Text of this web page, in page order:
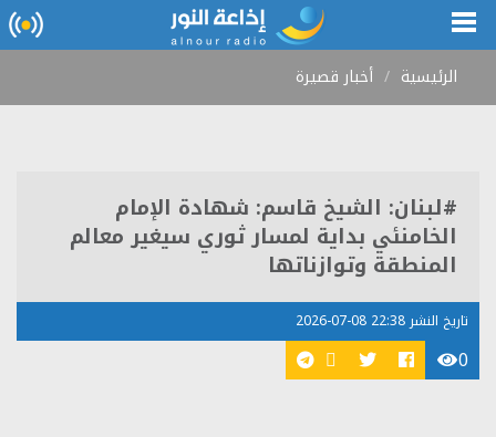
الرئيسية أخبار قصيرة
#لبنان: الشيخ قاسم: شهادة الإمام
الخامنئي بداية لمسار ثوري سيغير معالم
المنطقة وتوازناتها
تاريخ النشر 22:38 08-07-2026
0